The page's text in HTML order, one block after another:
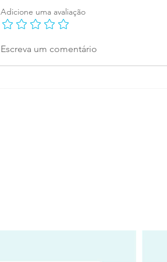
Todo mundo tem um
Adicione uma avaliação
Escreva um comentário